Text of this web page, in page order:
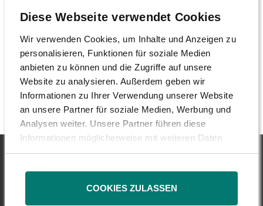
Diese Webseite verwendet Cookies
Wir verwenden Cookies, um Inhalte und Anzeigen zu
personalisieren, Funktionen für soziale Medien
anbieten zu können und die Zugriffe auf unsere
Website zu analysieren. Außerdem geben wir
Informationen zu Ihrer Verwendung unserer Website
an unsere Partner für soziale Medien, Werbung und
Analysen weiter. Unsere Partner führen diese
Informationen möglicherweise mit weiteren Daten
zusammen, die Sie ihnen bereitgestellt haben oder die
COOKIES ZULASSEN
Gegenwehr von Aktionärsseite muss in einer
Anteilseigner können zwar einen Aufsichtsrat
wählen, der hat aber nicht das Recht, die
Führungsriege abzuberufen.
DSW - Deutsche